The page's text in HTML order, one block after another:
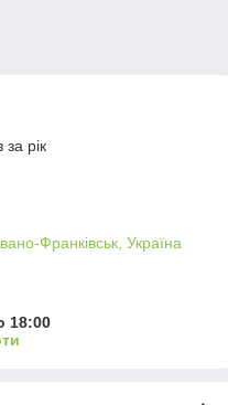
за рік
Франківськ, Україна
18:00